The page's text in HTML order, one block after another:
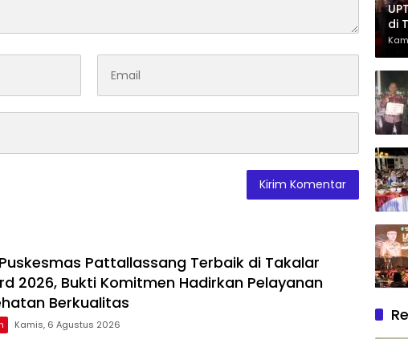
Puskesmas Pattallassang Terbaik di Takalar
2026, Bukti Komitmen Hadirkan Pelayanan
Berkualitas
Kamis, 6 Agustus 2026
di